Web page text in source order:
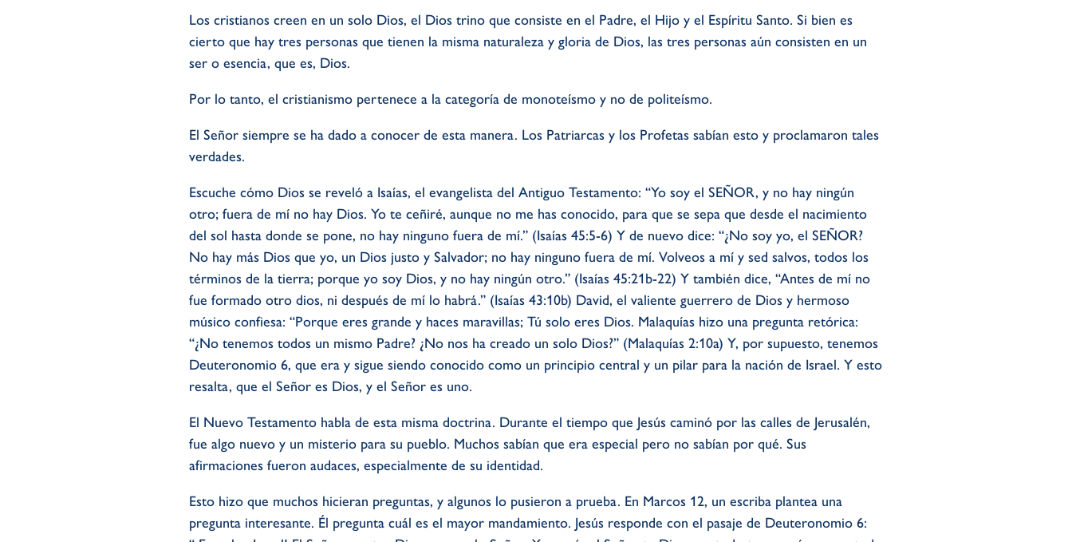
Los cristianos creen en un solo Dios, el Dios trino que consiste en el Padre, el Hijo y el Espíritu Santo. Si bien es
cierto que hay tres personas que tienen la misma naturaleza y gloria de Dios, las tres personas aún consisten en un
ser o esencia, que es, Dios.
Por lo tanto, el cristianismo pertenece a la categoría de monoteísmo y no de politeísmo.
El Señor siempre se ha dado a conocer de esta manera. Los Patriarcas y los Profetas sabían esto y proclamaron tales
verdades.
Escuche cómo Dios se reveló a Isaías, el evangelista del Antiguo Testamento: “Yo soy el SEÑOR, y no hay ningún
otro; fuera de mí no hay Dios. Yo te ceñiré, aunque no me has conocido, para que se sepa que desde el nacimiento
del sol hasta donde se pone, no hay ninguno fuera de mí.” (Isaías 45:5-6) Y de nuevo dice: “¿No soy yo, el SEÑOR?
No hay más Dios que yo, un Dios justo y Salvador; no hay ninguno fuera de mí. Volveos a mí y sed salvos, todos los
términos de la tierra; porque yo soy Dios, y no hay ningún otro.” (Isaías 45:21b-22) Y también dice, “Antes de mí no
fue formado otro dios, ni después de mí lo habrá.” (Isaías 43:10b) David, el valiente guerrero de Dios y hermoso
músico confiesa: “Porque eres grande y haces maravillas; Tú solo eres Dios. Malaquías hizo una pregunta retórica:
“¿No tenemos todos un mismo Padre? ¿No nos ha creado un solo Dios?” (Malaquías 2:10a) Y, por supuesto, tenemos
Deuteronomio 6, que era y sigue siendo conocido como un principio central y un pilar para la nación de Israel. Y esto
resalta, que el Señor es Dios, y el Señor es uno.
El Nuevo Testamento habla de esta misma doctrina. Durante el tiempo que Jesús caminó por las calles de Jerusalén,
fue algo nuevo y un misterio para su pueblo. Muchos sabían que era especial pero no sabían por qué. Sus
afirmaciones fueron audaces, especialmente de su identidad.
Esto hizo que muchos hicieran preguntas, y algunos lo pusieron a prueba. En Marcos 12, un escriba plantea una
pregunta interesante. Él pregunta cuál es el mayor mandamiento. Jesús responde con el pasaje de Deuteronomio 6: